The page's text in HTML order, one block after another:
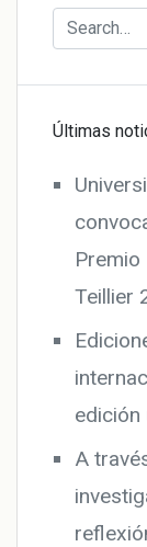
Últimas
Teillier
edición
A